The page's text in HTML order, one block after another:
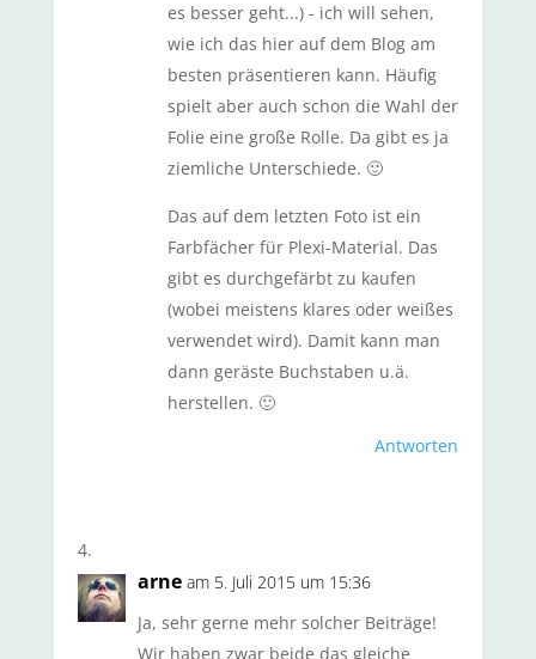
es besser geht...) - ich will sehen,
wie ich das hier auf dem Blog am
besten präsentieren kann. Häufig
spielt aber auch schon die Wahl der
Folie eine große Rolle. Da gibt es ja
ziemliche Unterschiede. 🙂
Das auf dem letzten Foto ist ein
Farbfächer für Plexi-Material. Das
gibt es durchgefärbt zu kaufen
(wobei meistens klares oder weißes
verwendet wird). Damit kann man
dann geräste Buchstaben u.ä.
herstellen. 🙂
Antworten
arne am 5. Juli 2015 um 15:36
Ja, sehr gerne mehr solcher Beiträge!
Wir haben zwar beide das gleiche